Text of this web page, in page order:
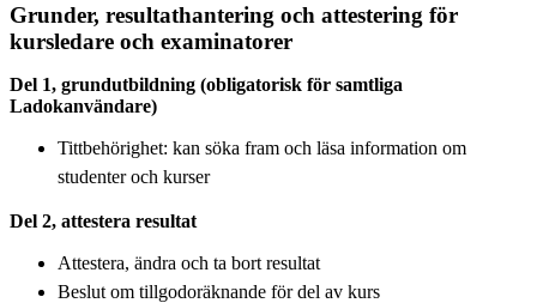
Grunder, resultathantering och attestering för
kursledare och examinatorer
Del 1, grundutbildning (obligatorisk för samtliga
Ladokanvändare)
Tittbehörighet: kan söka fram och läsa information om
studenter och kurser
Del 2, attestera resultat
Attestera, ändra och ta bort resultat
Beslut om tillgodoräknande för del av kurs